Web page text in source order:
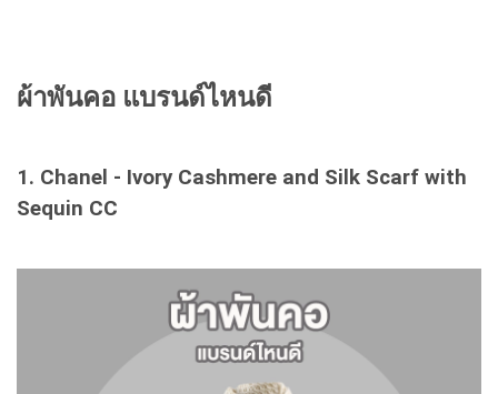
ผ้าพันคอ แบรนด์ไหนดี
1. Chanel - Ivory Cashmere and Silk Scarf with
Sequin CC